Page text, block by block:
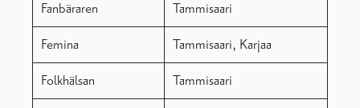
Fanbäraren Tammisaari
Femina Tammisaari, Karjaa
Folkhälsan Tammisaari